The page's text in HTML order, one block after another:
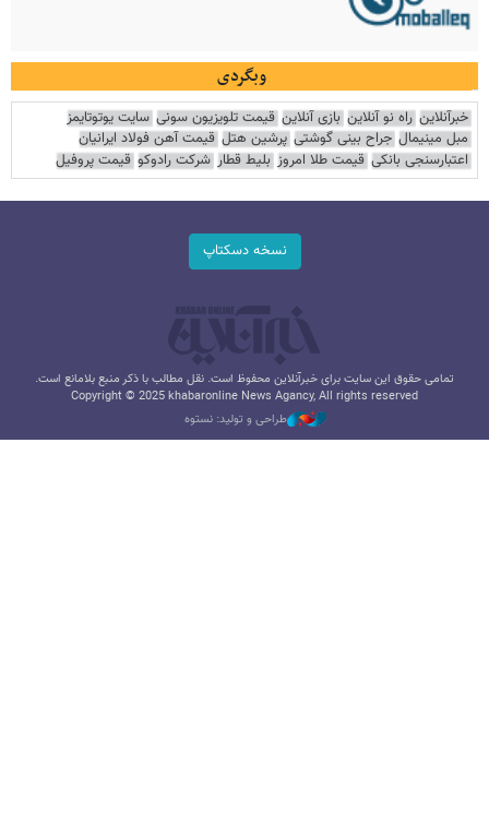
وبگردی
خبرآنلاین راه نو آنلاین بازی آنلاین قیمت تلویزیون سونی سایت یوتوتایمز
مبل مینیمال جراح بینی گوشتی پرشین هتل قیمت آهن فولاد ایرانیان
اعتبارسنجی بانکی قیمت طلا امروز بلیط قطار شرکت رادوکو قیمت پروفیل
نسخه دسکتاپ
تمامی حقوق این سایت برای خبرآنلاین محفوظ است. نقل مطالب با ذکر منبع بلامانع است.
Copyright © 2025 khabaronline News Agancy, All rights reserved
طراحی و تولید: نستوه